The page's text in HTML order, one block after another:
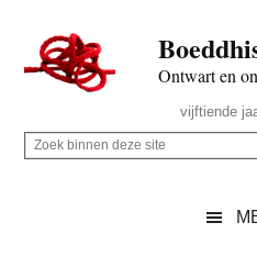
naar
de
inhoud
secondary
naar
de
sidebar
naar
de
Ontwart en
Rechts
vijftiende
Z
Z